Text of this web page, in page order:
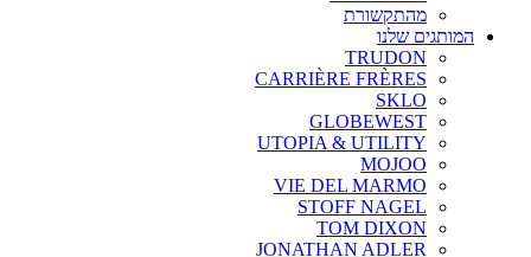
מהתקשורת
המותגים שלנו
TRUDON
CARRIÈRE FRÈRES
SKLO
GLOBEWEST
UTOPIA & UTILITY
MOJOO
VIE DEL MARMO
STOFF NAGEL
TOM DIXON
JONATHAN ADLER